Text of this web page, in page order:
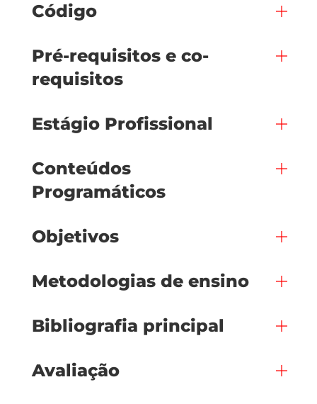
Código
Pré-requisitos e co-
requisitos
Estágio Profissional
Conteúdos
Programáticos
Objetivos
Metodologias de ensino
Bibliografia principal
Avaliação